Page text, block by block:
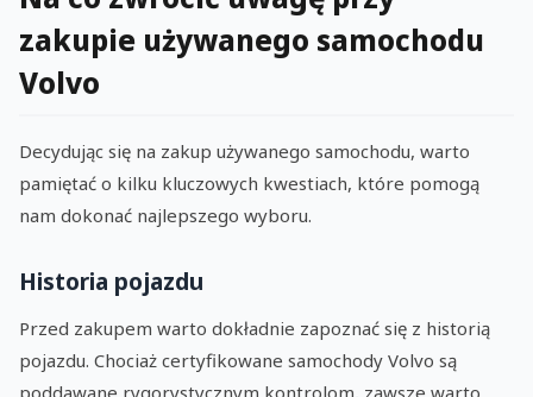
zakupie używanego samochodu
Volvo
Decydując się na zakup używanego samochodu, warto
pamiętać o kilku kluczowych kwestiach, które pomogą
nam dokonać najlepszego wyboru.
Historia pojazdu
Przed zakupem warto dokładnie zapoznać się z historią
pojazdu. Chociaż certyfikowane samochody Volvo są